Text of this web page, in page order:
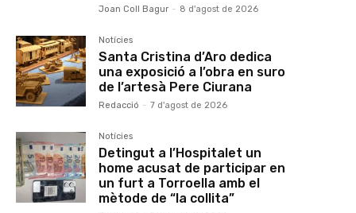
Joan Coll Bagur - 8 d'agost de 2026
Notícies
Santa Cristina d’Aro dedica
una exposició a l’obra en suro
de l’artesà Pere Ciurana
Redacció - 7 d'agost de 2026
Notícies
Detingut a l’Hospitalet un
home acusat de participar en
un furt a Torroella amb el
mètode de “la collita”